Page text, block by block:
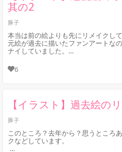
其の2
豚子
本当は前の絵よりも先にリメイクし
元絵が過去に描いたファンアートな
ナイしていました。
元小説はコチラ…💛
6
【イラスト】過去絵の
豚子
このところ？去年から？思うところ
クなどしています。